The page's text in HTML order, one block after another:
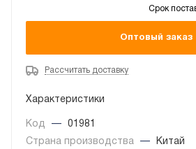
Срок
Оптовый заказ
Рассчитать доставку
Характеристики
Код —
01981
Страна производства
—
Китай